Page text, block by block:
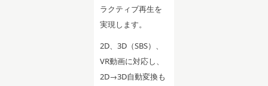
ラクティブ再生を
実現します。
2D、3D（SBS）、
VR動画に対応し、
2D→3D自動変換も